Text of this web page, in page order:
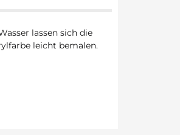
lassen sich die
leicht bemalen.